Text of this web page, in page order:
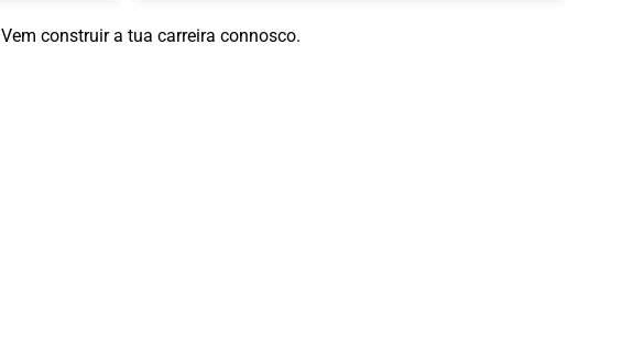
Vem construir a tua carreira connosco.